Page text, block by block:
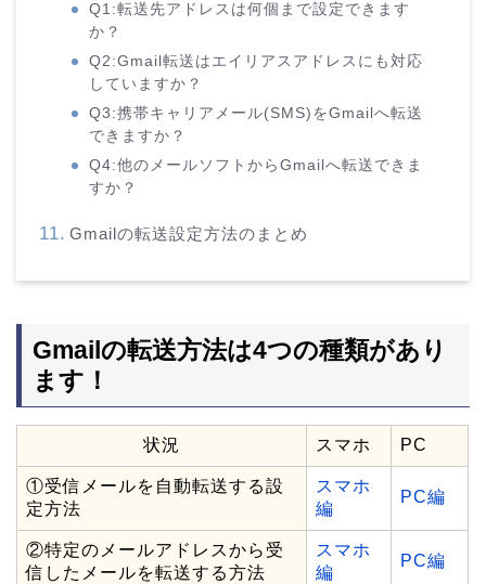
Q1:転送先アドレスは何個まで設定できます
か？
Q2:Gmail転送はエイリアスアドレスにも対応
していますか？
Q3:携帯キャリアメール(SMS)をGmailへ転送
できますか？
Q4:他のメールソフトからGmailへ転送できま
すか？
Gmailの転送設定方法のまとめ
Gmailの転送方法は4つの種類があり
ます！
状況 スマホ PC
①受信メールを自動転送する設
定方法
スマホ
編
PC編
②特定のメールアドレスから受
信したメールを転送する方法
スマホ
編
PC編